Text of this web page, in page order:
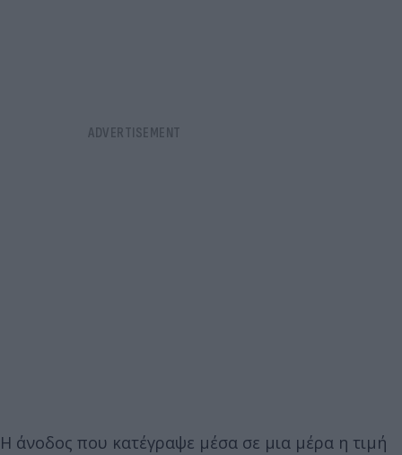
Η άνοδος που κατέγραψε μέσα σε μια μέρα η τιμή